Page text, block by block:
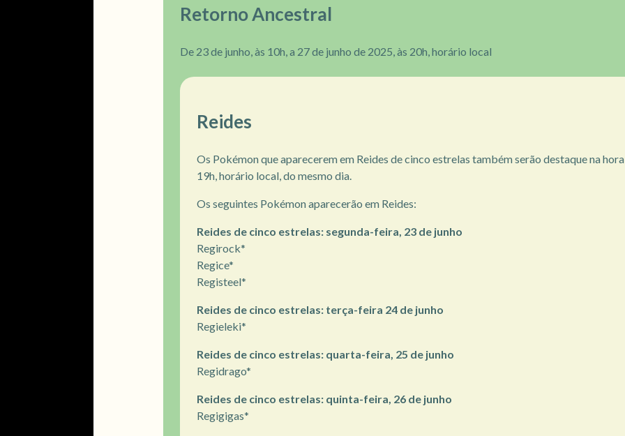
Retorno Ancestral
De 23 de junho, às 10h, a 27 de junho de 2025, às 20h, horário local
Reides
Os Pokémon que aparecerem em Reides de cinco estrelas também serão destaque na
19h, horário local, do mesmo dia.
Os seguintes Pokémon aparecerão em Reides:
Reides de cinco estrelas: segunda-feira, 23 de junho
Regirock*
Regice*
Registeel*
Reides de cinco estrelas: terça-feira 24 de junho
Regieleki*
Reides de cinco estrelas: quarta-feira, 25 de junho
Regidrago*
Reides de cinco estrelas: quinta-feira, 26 de junho
Regigigas*